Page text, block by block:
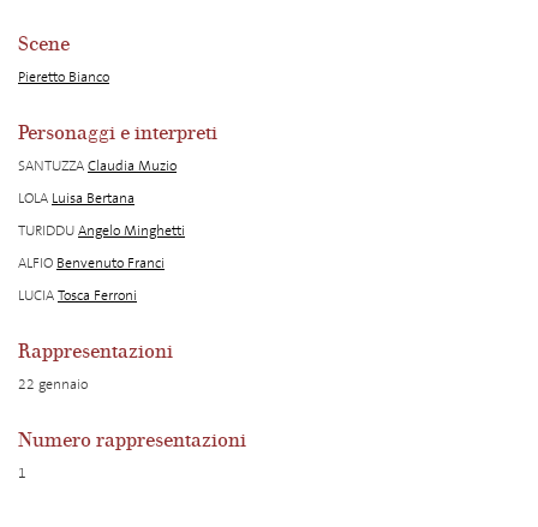
Scene
Pieretto Bianco
Personaggi e interpreti
SANTUZZAClaudia Muzio
LOLA Luisa Bertana
TURIDDUAngelo Minghetti
ALFIO Benvenuto Franci
LUCIATosca Ferroni
Rappresentazioni
22 gennaio
Numero rappresentazioni
1